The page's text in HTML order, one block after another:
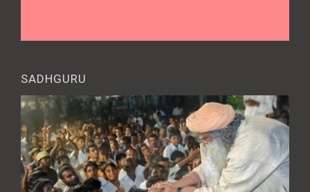
SADHGURU